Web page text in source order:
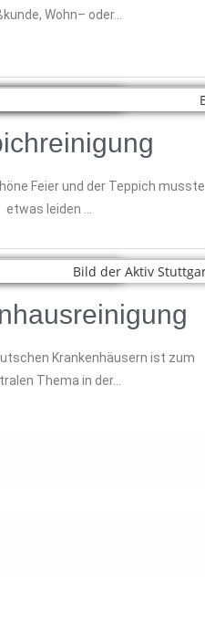
Wohn– oder…
Feier und der Teppich musste
etwas leiden …
Krankenhäusern ist zum
Thema in der…